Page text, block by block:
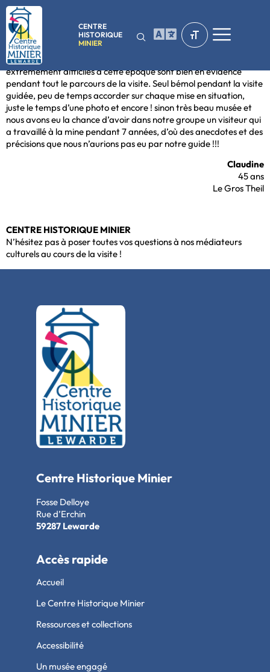
CENTRE
HISTORIQUE
MINIER
reproduction par les mineurs sans faille, les conditions de travail
extrêmement difficiles à cette époque sont bien en évidence
pendant tout le parcours de la visite. Seul bémol pendant la visite
guidée, peu de temps accorder sur chaque mise en situation,
juste le temps d’une photo et encore ! sinon très beau musée et
nous avons eu la chance d’avoir dans notre groupe un visiteur qui
a travaillé à la mine pendant 7 années, d’où des anecdotes et des
précisions que nous n’aurions pas eu par notre guide !!!
Claudine
45 ans
Le Gros Theil
CENTRE HISTORIQUE MINIER
N’hésitez pas à poser toutes vos questions à nos médiateurs
culturels au cours de la visite !
Centre Historique Minier
Fosse Delloye
Rue d’Erchin
59287 Lewarde
Accès rapide
Accueil
Le Centre Historique Minier
Ressources et collections
Accessibilité
Un musée engagé